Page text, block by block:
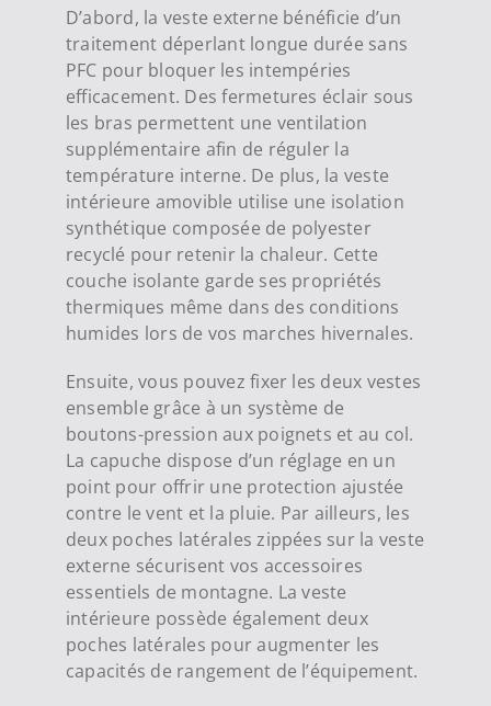
D’abord, la veste externe bénéficie d’un
traitement déperlant longue durée sans
PFC pour bloquer les intempéries
efficacement. Des fermetures éclair sous
les bras permettent une ventilation
supplémentaire afin de réguler la
température interne. De plus, la veste
intérieure amovible utilise une isolation
synthétique composée de polyester
recyclé pour retenir la chaleur. Cette
couche isolante garde ses propriétés
thermiques même dans des conditions
humides lors de vos marches hivernales.
Ensuite, vous pouvez fixer les deux vestes
ensemble grâce à un système de
boutons-pression aux poignets et au col.
La capuche dispose d’un réglage en un
point pour offrir une protection ajustée
contre le vent et la pluie. Par ailleurs, les
deux poches latérales zippées sur la veste
externe sécurisent vos accessoires
essentiels de montagne. La veste
intérieure possède également deux
poches latérales pour augmenter les
capacités de rangement de l’équipement.